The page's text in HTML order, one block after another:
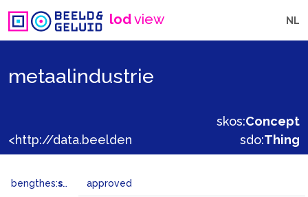
lodview NL
metaalindustrie
skos:Concept
sdo:Thing
bengthes:status approved